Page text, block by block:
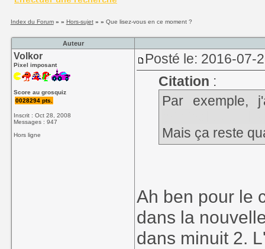
Index du Forum» » Hors-sujet» » Que lisez-vous en ce moment ?
Auteur
Volkor
Pixel imposant
Score au grosquiz
0028294 pts.
Inscrit : Oct 28, 2008
Messages : 947
Hors ligne
Posté le: 2016-07-
Citation :
Par exemple,
Mais ça reste
Ah ben pour le
dans la
dans minuit 2.